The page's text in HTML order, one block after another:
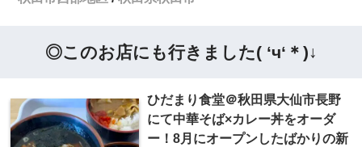
◎このお店にも行きました( ‘ч‘＊)↓
ひだまり食堂＠秋田県大仙市長野
にて中華そば×カレー丼をオーダ
ー！8月にオープンしたばかりの新